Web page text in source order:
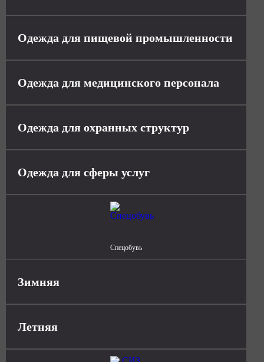
Одежда для пищевой промышленности
Одежда для медицинского персонала
Одежда для охранных структур
Одежда для сферы услуг
Спецобувь
Зимняя
Летняя